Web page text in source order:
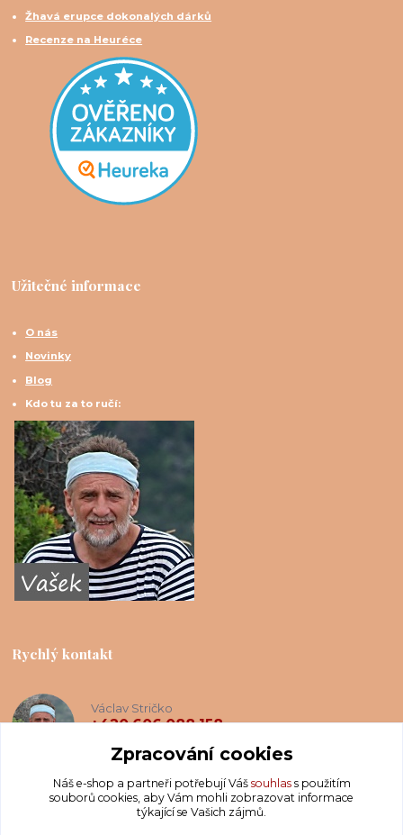
Žhavá erupce dokonalých dárků
Recenze na Heuréce
Užitečné informace
O nás
Novinky
Blog
Kdo tu za to ručí:
Rychlý kontakt
Václav Stričko
+420 606 088 158
info@krakatis.cz
Zpracování cookies
Náš e-shop a partneři potřebují Váš souhlass použitím
souborů cookies, aby Vám mohli zobrazovat informace
týkající se Vašich zájmů.